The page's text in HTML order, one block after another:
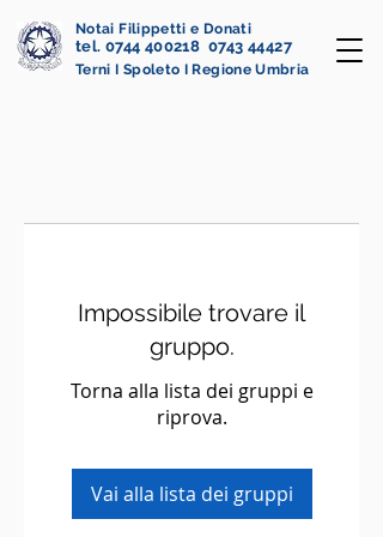
Notai Filippetti e Donati
tel. 0744 400218 0743 44427
Terni I Spoleto I Regione Umbria
Impossibile trovare il
gruppo.
Torna alla lista dei gruppi e
riprova.
Vai alla lista dei gruppi